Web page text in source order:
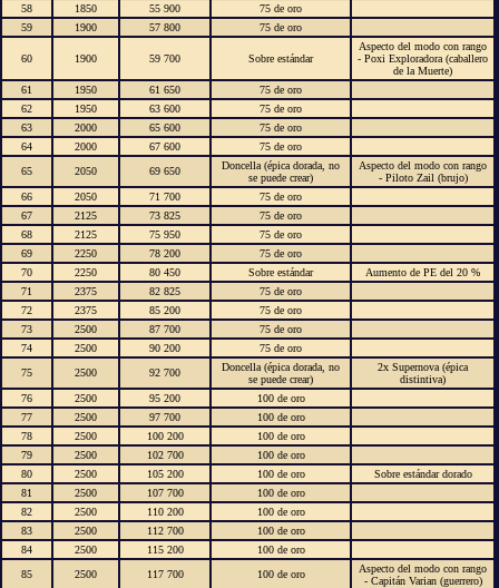
58
1850 55 900
75 de oro
59
1900 57 800 75 de oro
60 1900 59 700 Sobre estándar
Aspecto del modo con rango
- Poxi Exploradora (caballero
de la Muerte)
61
1950 61 650
75 de oro
62
1950 63 600
75 de oro
63
2000 65 600
75 de oro
64
2000 67 600
75 de oro
65
2050 69 650
Doncella (épica dorada, no
se puede crear)
Aspecto del modo con rango
- Piloto Zail (brujo)
66
2050 71 700
75 de oro
67
2125 73 825
75 de oro
68
2125 75 950
75 de oro
69
2250 78 200
75 de oro
70
2250 80 450 Sobre estándar
Aumento de PE del 20 %
71
2375 82 825
75 de oro
72
2375 85 200
75 de oro
73
2500 87 700
75 de oro
74
2500 90 200
75 de oro
75
2500 92 700
Doncella (épica dorada, no
se puede crear)
2x Supernova (épica
distintiva)
76
2500 95 200
100 de oro
77
2500 97 700
100 de oro
78
2500 100 200
100 de oro
79
2500 102 700
100 de oro
80
2500 105 200 100 de oro
Sobre estándar dorado
81
2500 107 700
100 de oro
82
2500 110 200
100 de oro
83
2500 112 700
100 de oro
84
2500 115 200
100 de oro
85
2500 117 700 100 de oro
Aspecto del modo con rango
- Capitán Varian (guerrero)